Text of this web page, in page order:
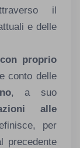
il
e delle
con proprio
conto delle
, a suo
alle
per
precedente